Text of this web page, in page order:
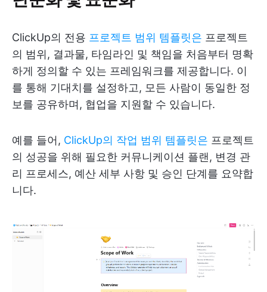
ClickUp의 전용 프로젝트 범위 템플릿은 프로젝트
의 범위, 결과물, 타임라인 및 책임을 처음부터 명확
하게 정의할 수 있는 프레임워크를 제공합니다. 이
를 통해 기대치를 설정하고, 모든 사람이 동일한 정
보를 공유하며, 협업을 지원할 수 있습니다.
예를 들어, ClickUp의 작업 범위 템플릿은 프로젝트
의 성공을 위해 필요한 커뮤니케이션 플랜, 변경 관
리 프로세스, 예산 세부 사항 및 승인 단계를 요약합
니다.